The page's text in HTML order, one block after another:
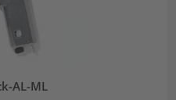
AL-ML